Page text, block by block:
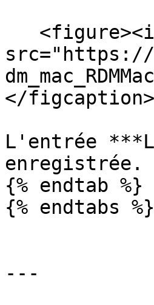
src="https://
</
L'entrée
enregistrée.
{% endtab %}
{% endtabs %}
---